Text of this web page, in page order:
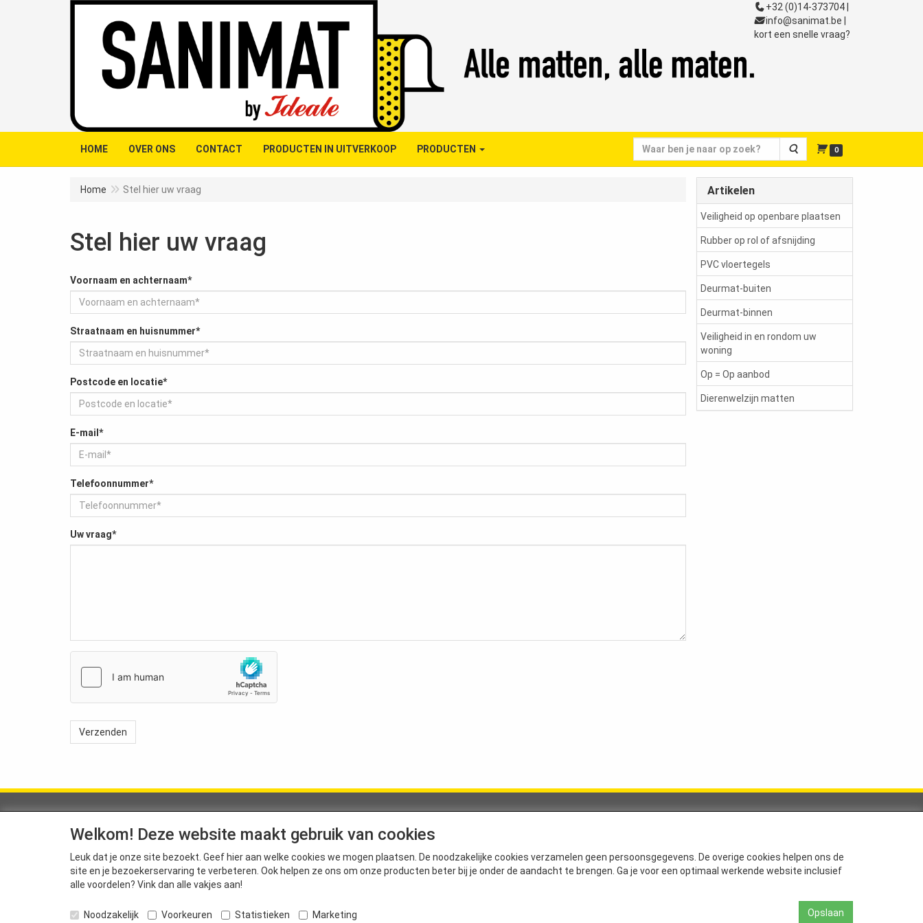
+32 (0)14-373704 |
info@sanimat.be
kort een snelle vraag?
HOME OVER ONS CONTACT PRODUCTEN IN UITVERKOOP PRODUCTEN Zoeken 0
Artikelen
Veiligheid op openbare plaatsen
Rubber op rol of afsnijding
PVC vloertegels
Deurmat-buiten
Deurmat-binnen
Veiligheid in en rondom uw
woning
Op = Op aanbod
Dierenwelzijn matten
Home Stel hier uw vraag
Stel hier uw vraag
Voornaam en achternaam*
Straatnaam en huisnummer*
Postcode en locatie*
E-mail*
Telefoonnummer*
Uw vraag*
Wij streven naar de beste prijs/kwaliteit
verhouding en kunnen daarom een
duurzame kwaliteit van al onze
producten garanderen. Het motto blijft
SaniMat by Ideale
Lieven Gevaertstraat 15
2950 Kapellen (België)
E-mail: sanimat@ideale.be
Privacyverklaring
Cookieverklaring
Welkom! Deze website maakt gebruik van cookies
Leuk dat je onze site bezoekt. Geef hier aan welke cookies we mogen plaatsen. De noodzakelijke cookies verzamelen geen persoonsgegevens. De overige cookies helpen ons de
site en je bezoekerservaring te verbeteren. Ook helpen ze ons om onze producten beter bij je onder de aandacht te brengen. Ga je voor een optimaal werkende website inclusief
alle voordelen? Vink dan alle vakjes aan!
Noodzakelijk Voorkeuren Statistieken Marketing Opslaan